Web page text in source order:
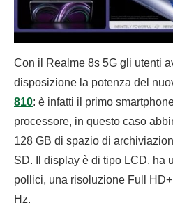
Con il Realme 8s 5G gli utenti
disposizione la potenza del
810: è infatti il primo
processore, in questo caso
128 GB di spazio di
SD. Il display è di tipo LCD, ha
pollici, una risoluzione Full
Hz.